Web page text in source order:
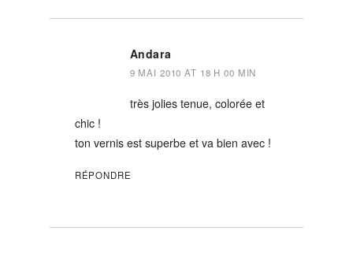
Andara
9 MAI 2010 AT 18 H 00 MIN
très jolies tenue, colorée et
chic !
ton vernis est superbe et va bien avec !
RÉPONDRE